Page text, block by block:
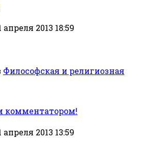
2013 18:59
Философская и религиозная
комментатором!
2013 13:59